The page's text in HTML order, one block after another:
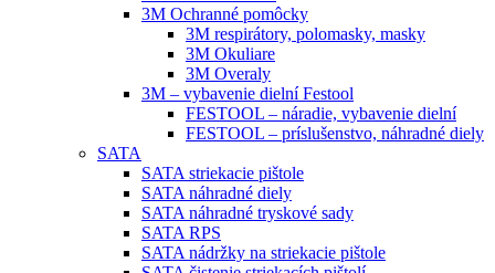
3M Ochranné pomôcky
3M respirátory, polomasky, masky
3M Okuliare
3M Overaly
3M – vybavenie dielní Festool
FESTOOL – náradie, vybavenie dielní
FESTOOL – príslušenstvo, náhradné diely
SATA
SATA striekacie pištole
SATA náhradné diely
SATA náhradné tryskové sady
SATA RPS
SATA nádržky na striekacie pištole